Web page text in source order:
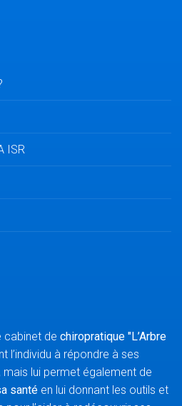
ISR
cabinet de chiropratique "L’Arbre
l’individu à répondre à ses
lui permet également de
santé en lui donnant les outils et